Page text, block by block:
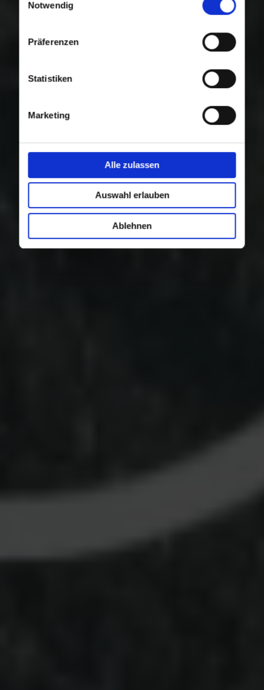
Nutzung der Dienste gesammelt haben.
Notwendig
Präferenzen
Statistiken
Marketing
Alle zulassen
Auswahl erlauben
Ablehnen